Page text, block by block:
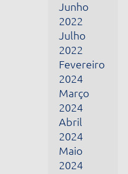
Fevereiro
Março
2025
Abril
2025
Maio
2025
Dezembro
2025
Janeiro
2026